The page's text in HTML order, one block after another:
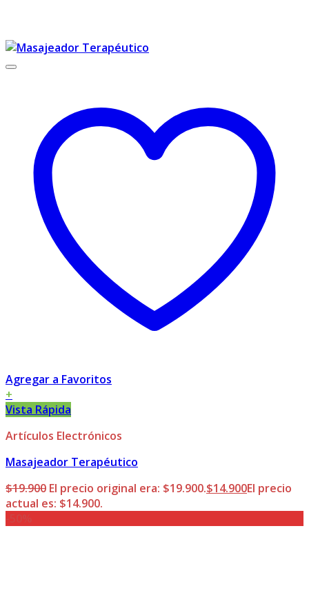
Agregar a Favoritos
+
Vista Rápida
Artículos Electrónicos
Masajeador Terapéutico
$19.900 El precio original era: $19.900.$14.900El precio
actual es: $14.900.